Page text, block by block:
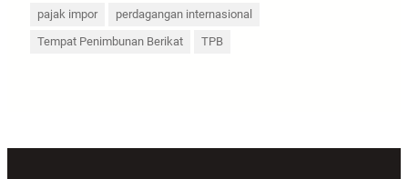
pajak impor
perdagangan internasional
Tempat Penimbunan Berikat
TPB